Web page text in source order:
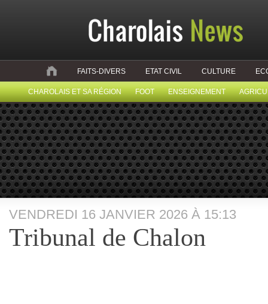
FAITS-DIVERS ETAT CIVIL CULTURE
CHAROLAIS ET SA RÉGION FOOT ENSEIGNEMENT
VENDREDI 16 JANVIER 2026 À 15:13
Tribunal de Chalon